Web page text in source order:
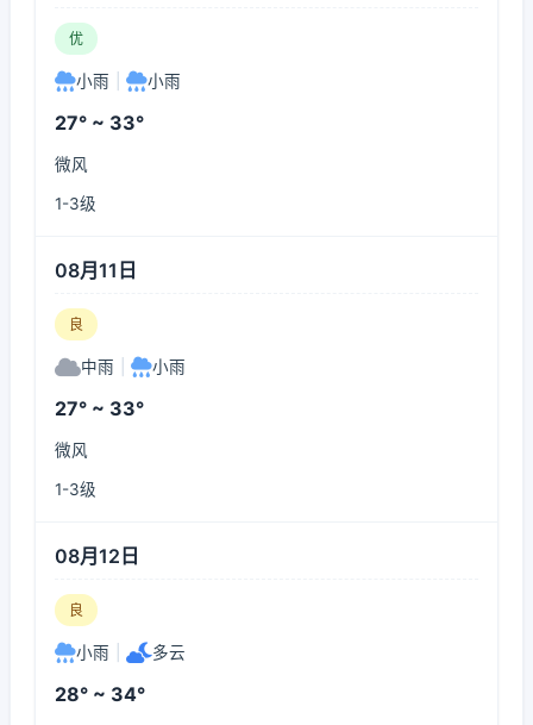
优
小雨 小雨
27° ~ 33°
微风
1-3级
08月11日
良
中雨 小雨
27° ~ 33°
微风
1-3级
08月12日
良
小雨 多云
28° ~ 34°